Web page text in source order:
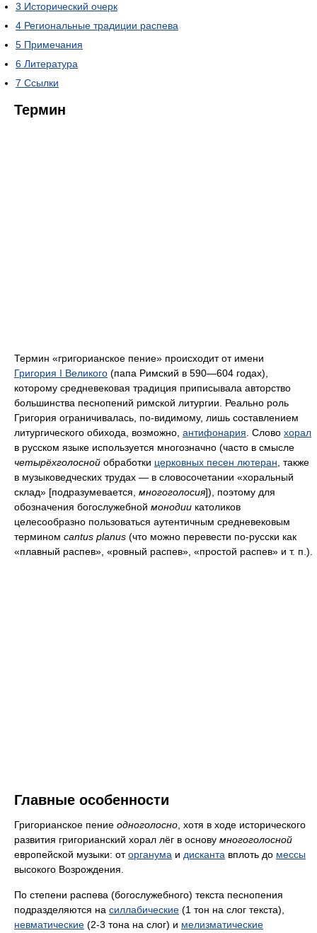
3 Исторический очерк
4 Региональные традиции распева
5 Примечания
6 Литература
7 Ссылки
Термин
Термин «григорианское пение» происходит от имени
Григория I Великого (папа Римский в 590—604 годах),
которому средневековая традиция приписывала авторство
большинства песнопений римской литургии. Реально роль
Григория ограничивалась, по-видимому, лишь составлением
литургического обихода, возможно, антифонария. Слово хорал
в русском языке используется многозначно (часто в смысле
четырёхголосной обработки церковных песен лютеран, также
в музыковедческих трудах — в словосочетании «хоральный
склад» [подразумевается, многоголосия]), поэтому для
обозначения богослужебной монодии католиков
целесообразно пользоваться аутентичным средневековым
термином cantus planus (что можно перевести по-русски как
«плавный распев», «ровный распев», «простой распев» и т. п.).
Главные особенности
Григорианское пение одноголосно, хотя в ходе исторического
развития григорианский хорал лёг в основу многоголосной
европейской музыки: оторганума и дисканта вплоть до мессы
высокого Возрождения.
По степени распева (богослужебного) текста песнопения
подразделяются на силлабические (1 тон на слог текста),
невматические (2-3 тона на слог) и мелизматические